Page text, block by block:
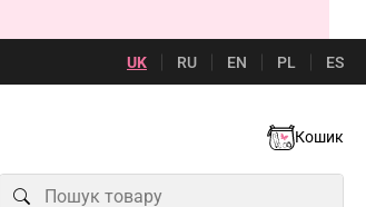
UK RU EN PL ES
Кошик